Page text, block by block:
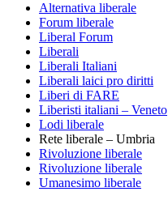
Alternativa liberale
Forum liberale
Liberal Forum
Liberali
Liberali Italiani
Liberali laici pro diritti
Liberi di FARE
Liberisti italiani – Veneto
Lodi liberale
Rete liberale – Umbria
Rivoluzione liberale
Rivoluzione liberale
Umanesimo liberale